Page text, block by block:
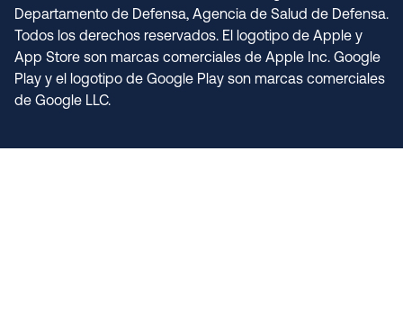
Departamento de Defensa, Agencia de Salud de Defensa.
Todos los derechos reservados. El logotipo de Apple y
App Store son marcas comerciales de Apple Inc. Google
Play y el logotipo de Google Play son marcas comerciales
de Google LLC.